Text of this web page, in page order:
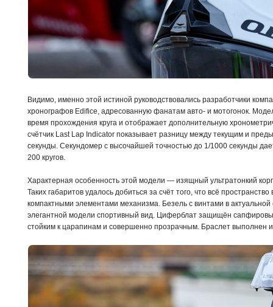
Видимо, именно этой истиной руководствовались разработчики
хронографов Edifice, адресованную фанатам авто- и мотогонок.
время прохождения круга и отображает дополнительную
счётчик Last Lap Indicator показывает разницу между текущим и
секунды. Секундомер с высочайшей точностью до 1/1000 секунды
200 кругов.
Характерная особенность этой модели — изящный ультратонкий
Таких габаритов удалось добиться за счёт того, что всё
компактными элементами механизма. Безель с винтами в
элегантной модели спортивный вид. Циферблат защищён
стойким к царапинам и совершенно прозрачным. Браслет выполнен